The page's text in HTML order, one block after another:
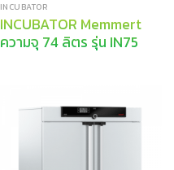
INCUBATOR
INCUBATOR Memmert
ความจุ 74 ลิตร รุ่น IN75